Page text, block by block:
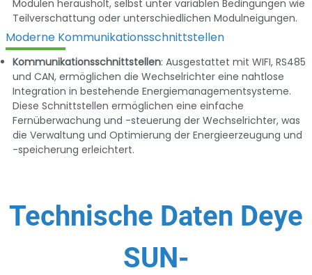
Modulen herausholt, selbst unter variablen Bedingungen wie
Teilverschattung oder unterschiedlichen Modulneigungen.
Moderne Kommunikationsschnittstellen
Kommunikationsschnittstellen: Ausgestattet mit WIFI, RS485
und CAN, ermöglichen die Wechselrichter eine nahtlose
Integration in bestehende Energiemanagementsysteme.
Diese Schnittstellen ermöglichen eine einfache
Fernüberwachung und -steuerung der Wechselrichter, was
die Verwaltung und Optimierung der Energieerzeugung und
-speicherung erleichtert.
Technische Daten Deye
SUN-